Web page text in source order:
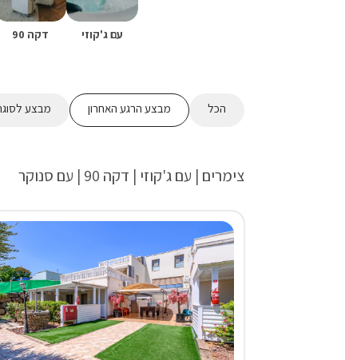
עם ג'קוזי דקה 90
הכל מבצע הרגע האחרון מבצע לסוגרים 2
צימרים | עם ג'קוזי | דקה 90 | עם סנוקר